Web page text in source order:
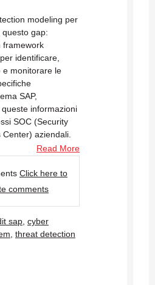
modeling per
questo gap:
framework
identificare,
e monitorare le
SAP,
informazioni
SOC (Security
Center) aziendali.
Read More
Click here to
comments
sap, cyber
, threat detection